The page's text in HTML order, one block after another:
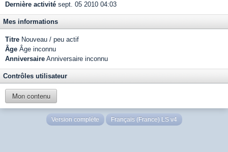
Dernière activité sept. 05 2010 04:03
Mes informations
Titre Nouveau / peu actif
Âge Âge inconnu
Anniversaire Anniversaire inconnu
Contrôles utilisateur
Mon contenu
Version complète Français (France) LS v4